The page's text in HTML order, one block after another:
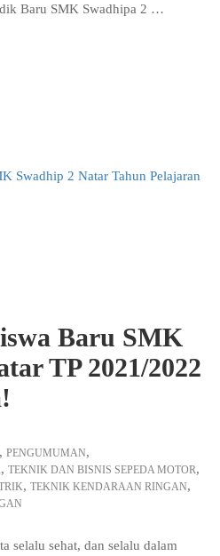
Baru SMK Swadhipa 2 …
Baru SMK
TP 2021/2022
, PENGUMUMAN,
, TEKNIK DAN BISNIS SEPEDA MOTOR,
, TEKNIK KENDARAAN RINGAN,
selalu sehat, dan selalu dalam